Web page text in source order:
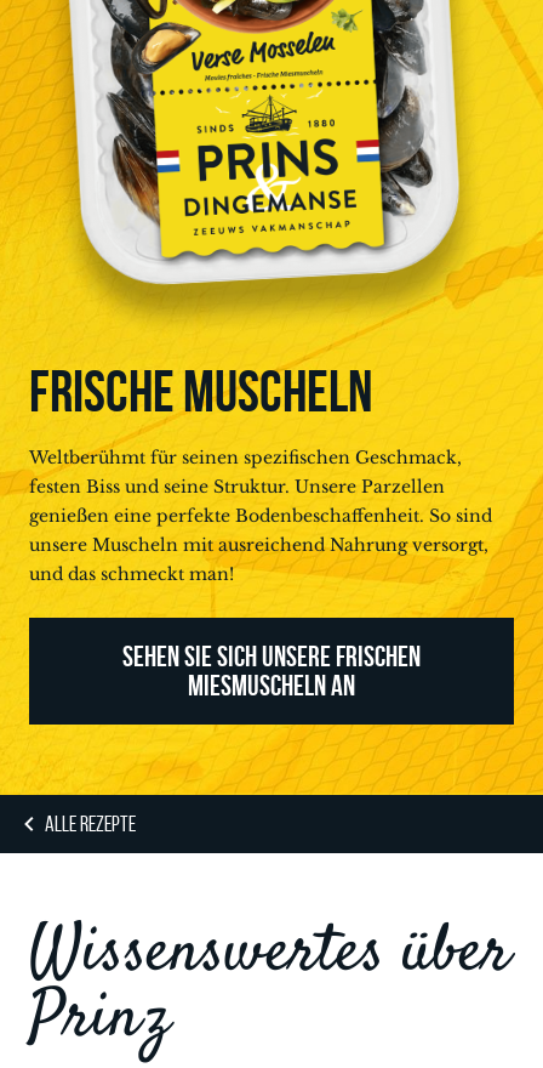
FRISCHE MUSCHELN
Weltberühmt für seinen spezifischen Geschmack,
festen Biss und seine Struktur. Unsere Parzellen
genießen eine perfekte Bodenbeschaffenheit. So sind
unsere Muscheln mit ausreichend Nahrung versorgt,
und das schmeckt man!
SEHEN SIE SICH UNSERE FRISCHEN
MIESMUSCHELN AN
ALLE REZEPTE
Wissenswertes über
Prinz